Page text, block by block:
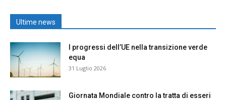
Ultime news
I progressi dell’UE nella transizione verde
equa
31 Luglio 2026
Giornata Mondiale contro la tratta di esseri